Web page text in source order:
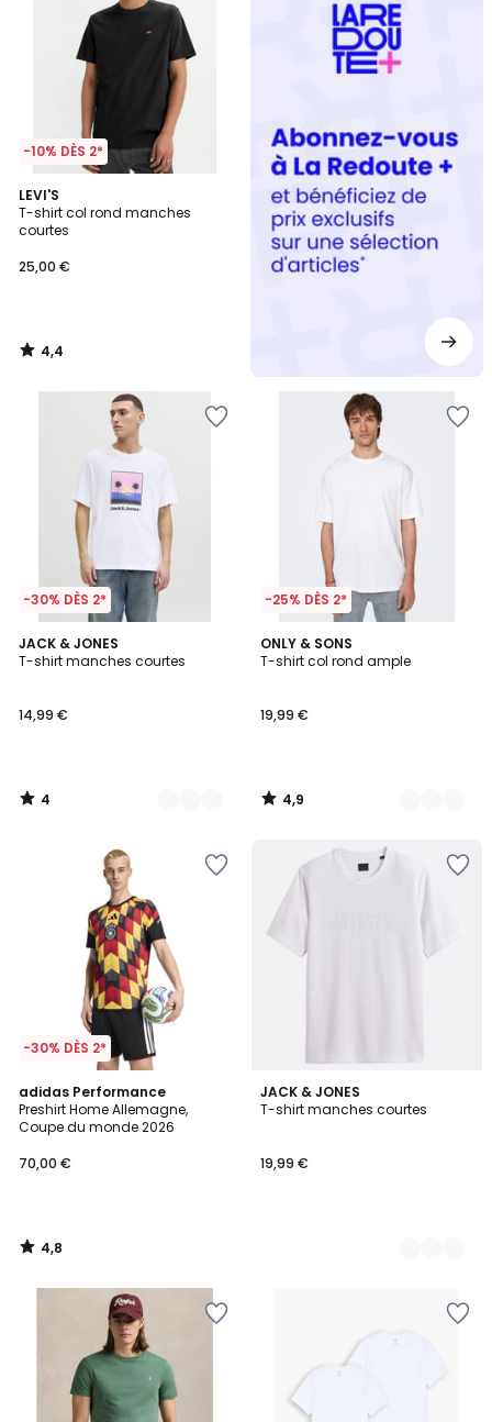
-10% DÈS 2*
LEVI'S
T-shirt col rond manches
courtes
25,00 €
4,4
/ 5
4,4
/
-30% DÈS 2*
JACK & JONES
T-shirt manches courtes
14,99 €
4
/
4
Couleurs
4
/
-25% DÈS 2*
ONLY & SONS
T-shirt col rond ample
19,99 €
4,9
/ 5
6
Couleurs
4,9
/
-30% DÈS 2*
adidas Performance
Preshirt Home Allemagne,
Coupe du monde 2026
70,00 €
4,8
/ 5
4,8
/
JACK & JONES
T-shirt manches courtes
19,99 €
2
Couleurs